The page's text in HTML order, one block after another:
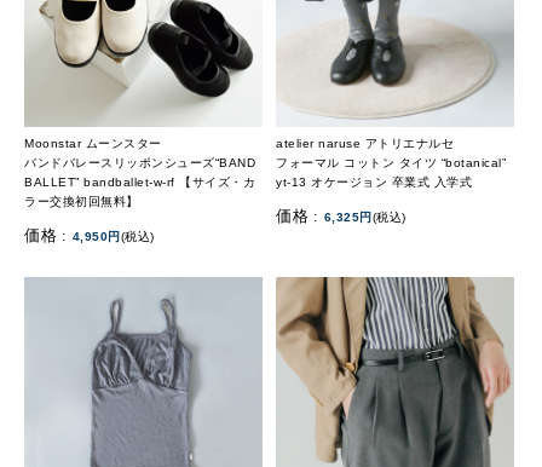
Moonstar ムーンスター
バンドバレースリッポンシューズ“BAND
BALLET” bandballet-w-rf 【サイズ・カ
ラー交換初回無料】
価格 : 4,950円(税込)
atelier naruse アトリエナルセ
フォーマル コットン タイツ “botanical”
yt-13 オケージョン 卒業式 入学式
価格 : 6,325円(税込)